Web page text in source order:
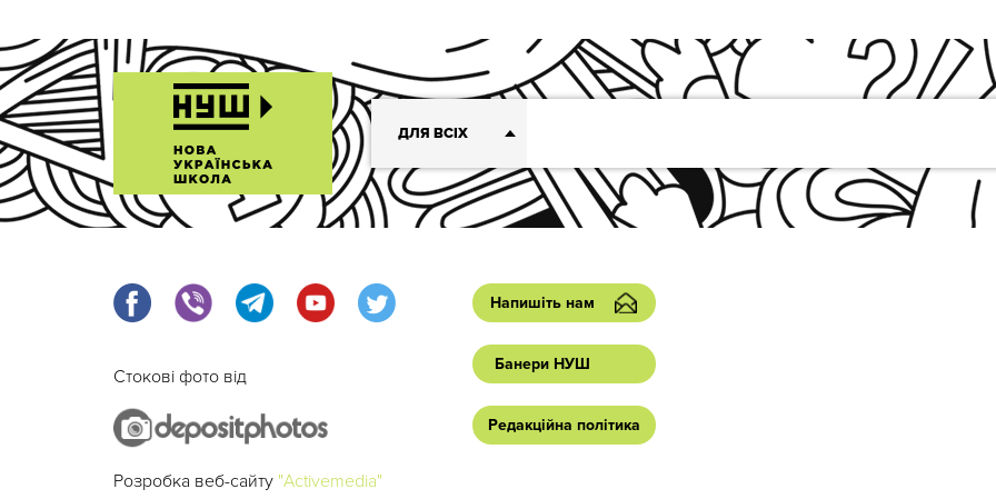
ДЛЯ ВСІХ
Стокові фото від
Розробка веб-сайту "Activemedia"
Напишіть нам
Банери НУШ
Редакційна політика